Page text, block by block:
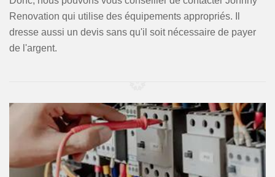
Renovation qui utilise des équipements appropriés. Il
dresse aussi un devis sans qu'il soit nécessaire de payer
de l'argent.